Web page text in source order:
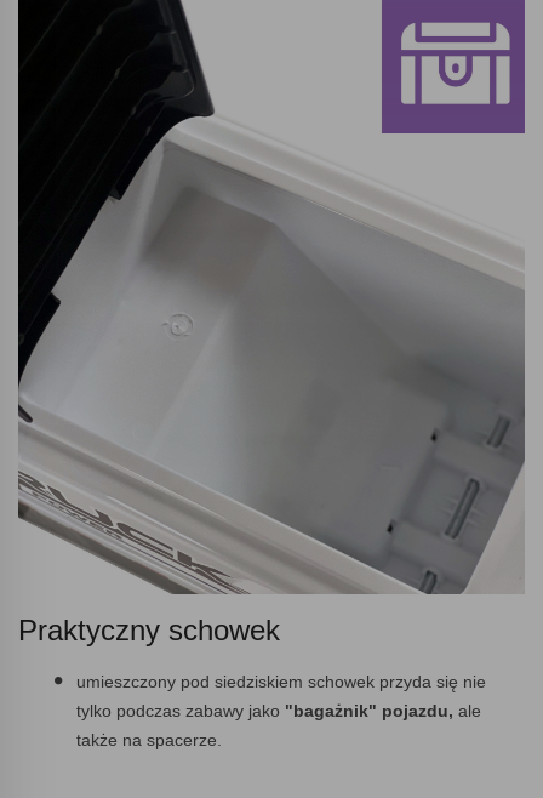
Praktyczny schowek
umieszczony pod siedziskiem schowek przyda się nie
tylko podczas zabawy jako "bagażnik" pojazdu, ale
także na spacerze.